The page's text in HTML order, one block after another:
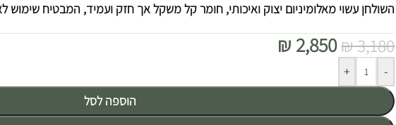
השולחן עשוי מאלומיניום יצוק ואיכותי, חומר קל משקל אך חזק ועמיד, המבטיח שימוש
₪3,180
₪ 2,850
-
+
הוספה לסל
Alternative: